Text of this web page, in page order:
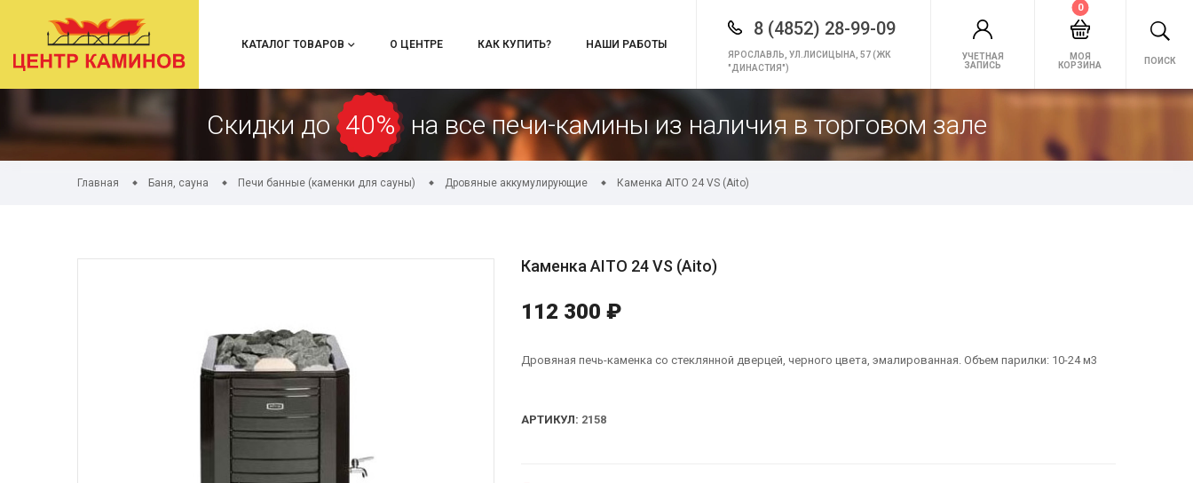
КАТАЛОГ ТОВАРОВ О ЦЕНТРЕ КАК КУПИТЬ? НАШИ РАБОТЫ
8 (4852) 28-99-09
ЯРОСЛАВЛЬ, УЛ.ЛИСИЦЫНА, 57 (ЖК
"ДИНАСТИЯ")
УЧЕТНАЯ
ЗАПИСЬ
МОЯ
КОРЗИНА
0
ПОИСК
Скидки до 40% на все печи-камины из наличия в торговом зале
Главная Баня, сауна Печи банные (каменки для сауны) Дровяные аккумулирующие Каменка AITO 24 VS (Aito)
Каменка AITO 24 VS (Aito)
112 300 ₽
Дровяная печь-каменка со стеклянной дверцей, черного цвета, эмалированная. Объем парилки: 10-24 м3
АРТИКУЛ: 2158